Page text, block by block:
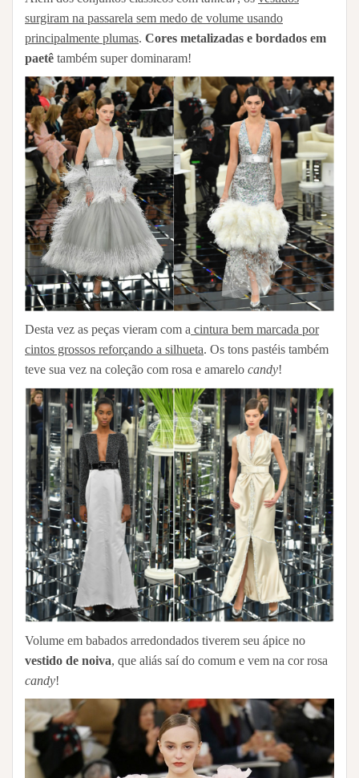
surgiram na passarela sem medo de volume usando
principalmente plumas. Cores metalizadas e bordados em
paetê também super dominaram!
Desta vez as peças vieram com a cintura bem marcada por
cintos grossos reforçando a silhueta. Os tons pastéis também
teve sua vez na coleção com rosa e amarelo candy!
Volume em babados arredondados tiverem seu ápice no
vestido de noiva, que aliás saí do comum e vem na cor rosa
candy!